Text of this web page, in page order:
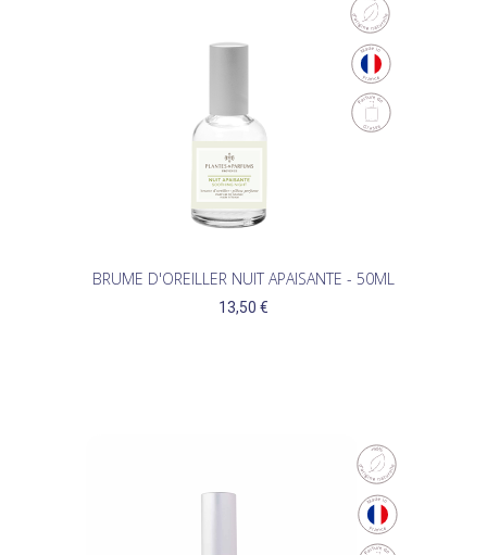
BRUME D'OREILLER NUIT APAISANTE - 50ML
13,50 €